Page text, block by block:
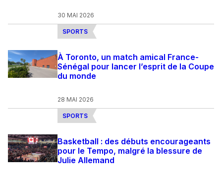
30 MAI 2026
SPORTS
À Toronto, un match amical France-
Sénégal pour lancer l’esprit de la Coupe
du monde
28 MAI 2026
SPORTS
Basketball : des débuts encourageants
pour le Tempo, malgré la blessure de
Julie Allemand